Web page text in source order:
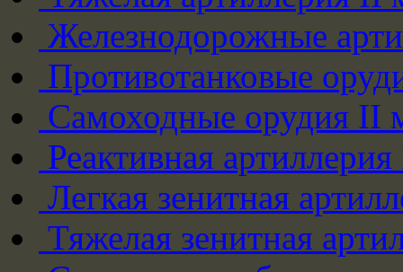
Железнодорожные
Противотанковые
Самоходные орудия II
Реактивная
Легкая зенитная
Тяжелая зенитная